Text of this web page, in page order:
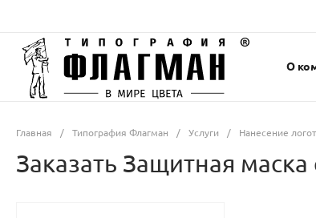
О
Главная / Типография Флагман / Услуги / Нанесение
Заказать Защитная